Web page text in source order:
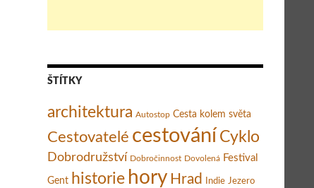
ŠTÍTKY
architektura Autostop Cesta kolem světa
Cestovatelé cestování Cyklo
Dobrodružství Dobročinnost Dovolená Festival
Gent historie hory Hrad Indie Jezero